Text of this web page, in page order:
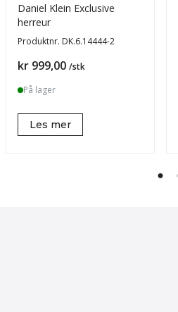
Daniel Klein Exclusive
herreur
Produktnr. DK.6.14444-2
Pris
kr 999,00 /stk
På lager
Les mer